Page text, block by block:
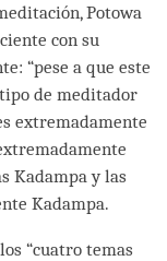
Potowa
con su
“pese a que este
de meditador
extremadamente
Kadampa y las
Kadampa.
“cuatro temas